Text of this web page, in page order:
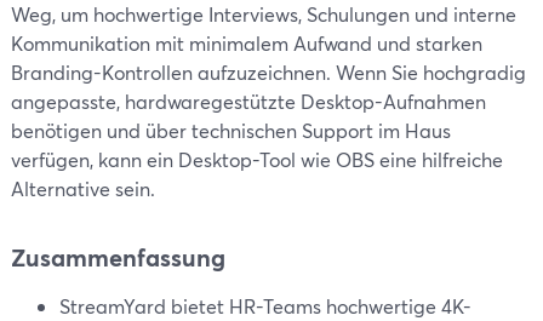
Weg, um hochwertige Interviews, Schulungen und interne
Kommunikation mit minimalem Aufwand und starken
Branding-Kontrollen aufzuzeichnen. Wenn Sie hochgradig
angepasste, hardwaregestützte Desktop-Aufnahmen
benötigen und über technischen Support im Haus
verfügen, kann ein Desktop-Tool wie OBS eine hilfreiche
Alternative sein.
Zusammenfassung
StreamYard bietet HR-Teams hochwertige 4K-